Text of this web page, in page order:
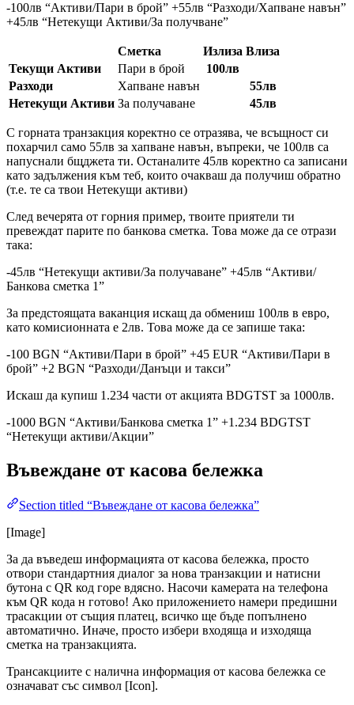
-100лв “Активи/Пари в брой” +55лв “Разходи/Хапване навън”
+45лв “Нетекущи Активи/За получване”
Сметка Излиза Влиза
Текущи Активи
Пари в брой
100лв
Разходи
Хапване навън
55лв
Нетекущи Активи За получаване 45лв
С горната транзакция коректно се отразява, че всъщност си
похарчил само 55лв за хапване навън, въпреки, че 100лв са
напуснали бщджета ти. Останалите 45лв коректно са записани
като задължения към теб, които очакваш да получиш обратно
(т.е. те са твои Нетекущи активи)
След вечерята от горния пример, твоите приятели ти
превеждат парите по банкова сметка. Това може да се отрази
така:
-45лв “Нетекущи активи/За получаване” +45лв “Активи/
Банкова сметка 1”
За предстоящата ваканция искащ да обмениш 100лв в евро,
като комисионната е 2лв. Това може да се запише така:
-100 BGN “Активи/Пари в брой” +45 EUR “Активи/Пари в
брой” +2 BGN “Разходи/Данъци и такси”
Искаш да купиш 1.234 части от акцията BDGTST за 1000лв.
-1000 BGN “Активи/Банкова сметка 1” +1.234 BDGTST
“Нетекущи активи/Акции”
Въвеждане от касова бележка
Section titled “Въвеждане от касова бележка”
[Image]
За да въведеш информацията от касова бележка, просто
отвори стандартния диалог за нова транзакции и натисни
бутона с QR код горе вдясно. Насочи камерата на телефона
към QR кода н готово! Ако приложението намери предишни
трасакции от същия платец, всичко ще бъде попълнено
автоматично. Иначе, просто избери входяща и изходяща
сметка на транзакцията.
Трансакциите с налична информация от касова бележка се
означават със символ [Icon].